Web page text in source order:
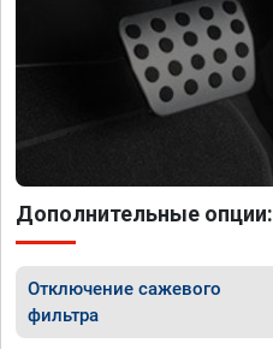
Дополнительные опции:
Отключение сажевого
фильтра